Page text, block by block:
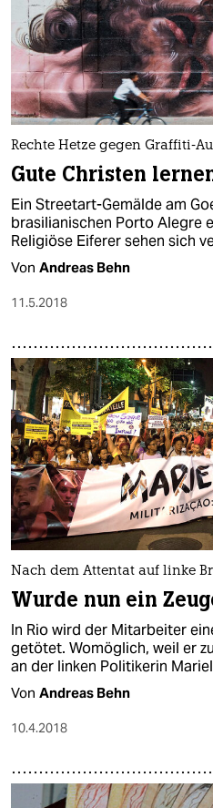
Rechte Hetze gegen Graffiti-
Gute Christen
Ein Streetart-Gemälde am
brasilianischen Porto Alegre
Religiöse Eiferer sehen sich
Von Andreas Behn
11.5.2018
Nach dem Attentat auf linke
Wurde nun ein
In Rio wird der Mitarbeiter
getötet. Womöglich, weil er
an der linken Politikerin
Von Andreas Behn
10.4.2018